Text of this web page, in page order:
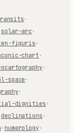
·
solar-arc ·
figuris ·
chart·
·
space·
·
dignities·
declinations ·
· numerology ·